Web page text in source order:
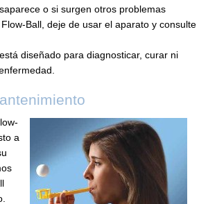
o si surgen otros problemas
Ball, deje de usar el aparato y consulte
diseñado para diagnosticar, curar ni
a